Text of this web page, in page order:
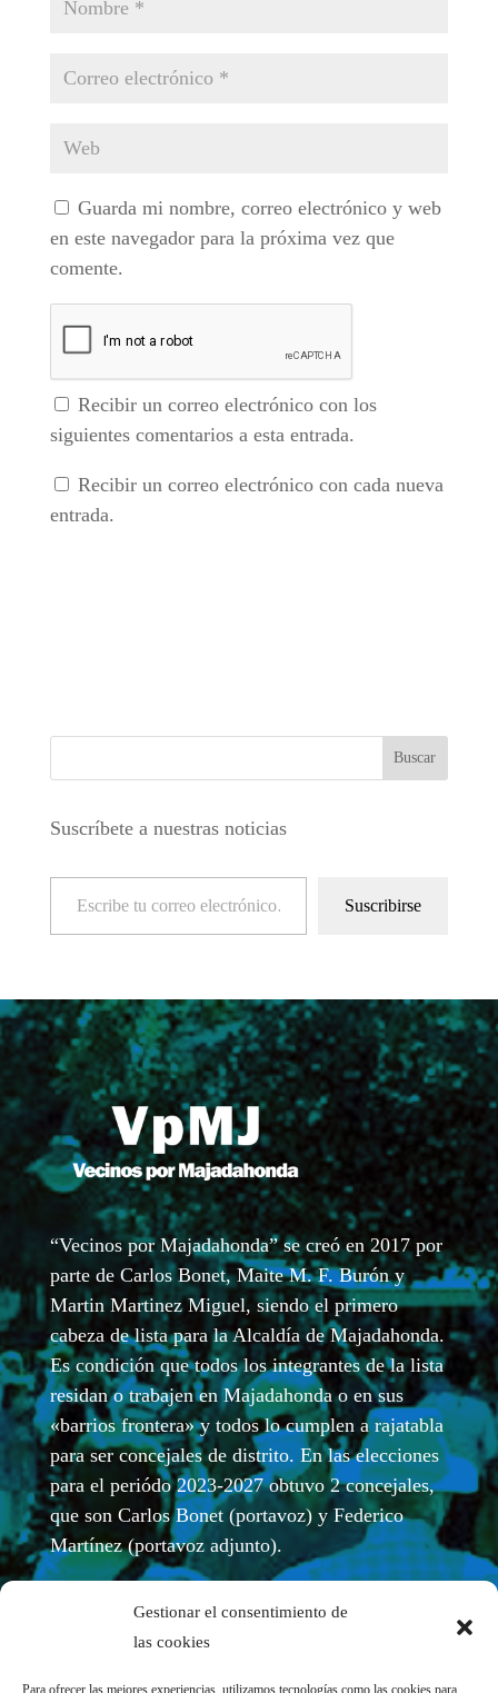
Gestionar el consentimiento de
las cookies
Para ofrecer las mejores experiencias, utilizamos tecnologías como las cookies para
Guarda mi nombre, correo electrónico y web
en este navegador para la próxima vez que
comente.
Recibir un correo electrónico con los
siguientes comentarios a esta entrada.
Recibir un correo electrónico con cada nueva
entrada.
Suscríbete a nuestras noticias
Escribe tu correo electrónico…
Suscribirse
“Vecinos por Majadahonda” se creó en 2017 por
parte de Carlos Bonet, Maite M. F. Burón y
Martin Martinez Miguel, siendo el primero
cabeza de lista para la Alcaldía de Majadahonda.
Es condición que todos los integrantes de la lista
residan o trabajen en Majadahonda o en sus
«barrios frontera» y todos lo cumplen a rajatabla
para ser concejales de distrito. En las elecciones
para el periódo 2023-2027 obtuvo 2 concejales,
que son Carlos Bonet (portavoz) y Federico
Martínez (portavoz adjunto).